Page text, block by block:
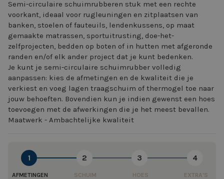
Semi-circulaire schuimrubberen stuk met een rechte
voorkant, ideaal voor rugleuningen en zitplaatsen van
banken, stoelen of fauteuils, lendenkussens, op maat
gemaakte matrassen, sportuitrusting, doe-het-
zelfprojecten, bedden op boten of in hutten met afgeronde
randen en/of elk ander project dat je kunt bedenken.
Je kunt je semi-circulaire schuimrubber volledig
aanpassen: kies de afmetingen en de kwaliteit die je
verkiest en voeg lagen traagschuim of thermogel toe naar
jouw behoeften. Bovendien kun je indien gewenst een hoes
toevoegen met de afwerkingen die je het meest bevallen.
Maatwerk - Ambachtelijke kwaliteit
1
AFMETINGEN
2
SCHUIM
3
HOES
4
EXTRA'S